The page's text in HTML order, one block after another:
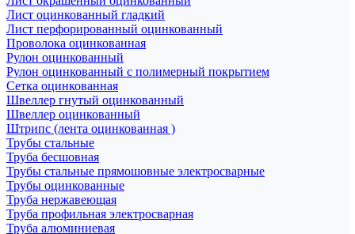
Лист оцинкованный гладкий
Лист перфорированный оцинкованный
Проволока оцинкованная
Рулон оцинкованный
Рулон оцинкованный с полимерный покрытием
Сетка оцинкованная
Швеллер гнутый оцинкованный
Швеллер оцинкованный
Штрипс (лента оцинкованная )
Трубы стальные
Труба бесшовная
Трубы стальные прямошовные электросварные
Трубы оцинкованные
Труба нержавеющая
Труба профильная электросварная
Труба алюминиевая